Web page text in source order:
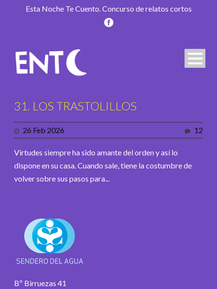
Esta Noche Te Cuento. Concurso de relatos cortos
31. LOS TRASTOLILLOS
26 Feb 2026 12
Virtudes siempre ha sido amante del orden y así lo
dispone en su casa. Cuando sale, tiene la costumbre de
volver sobre sus pasos para...
Bº Birruezas 41